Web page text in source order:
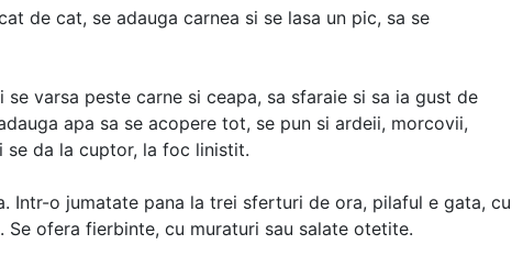
de cat, se adauga carnea si se lasa un pic, sa se
varsa peste carne si ceapa, sa sfaraie si sa ia gust de
apa sa se acopere tot, se pun si ardeii, morcovii,
se da la cuptor, la foc linistit.
Intr-o jumatate pana la trei sferturi de ora, pilaful e gata, cu
Se ofera fierbinte, cu muraturi sau salate otetite.